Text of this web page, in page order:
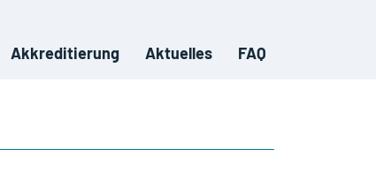
Akkreditierung Aktuelles FAQ